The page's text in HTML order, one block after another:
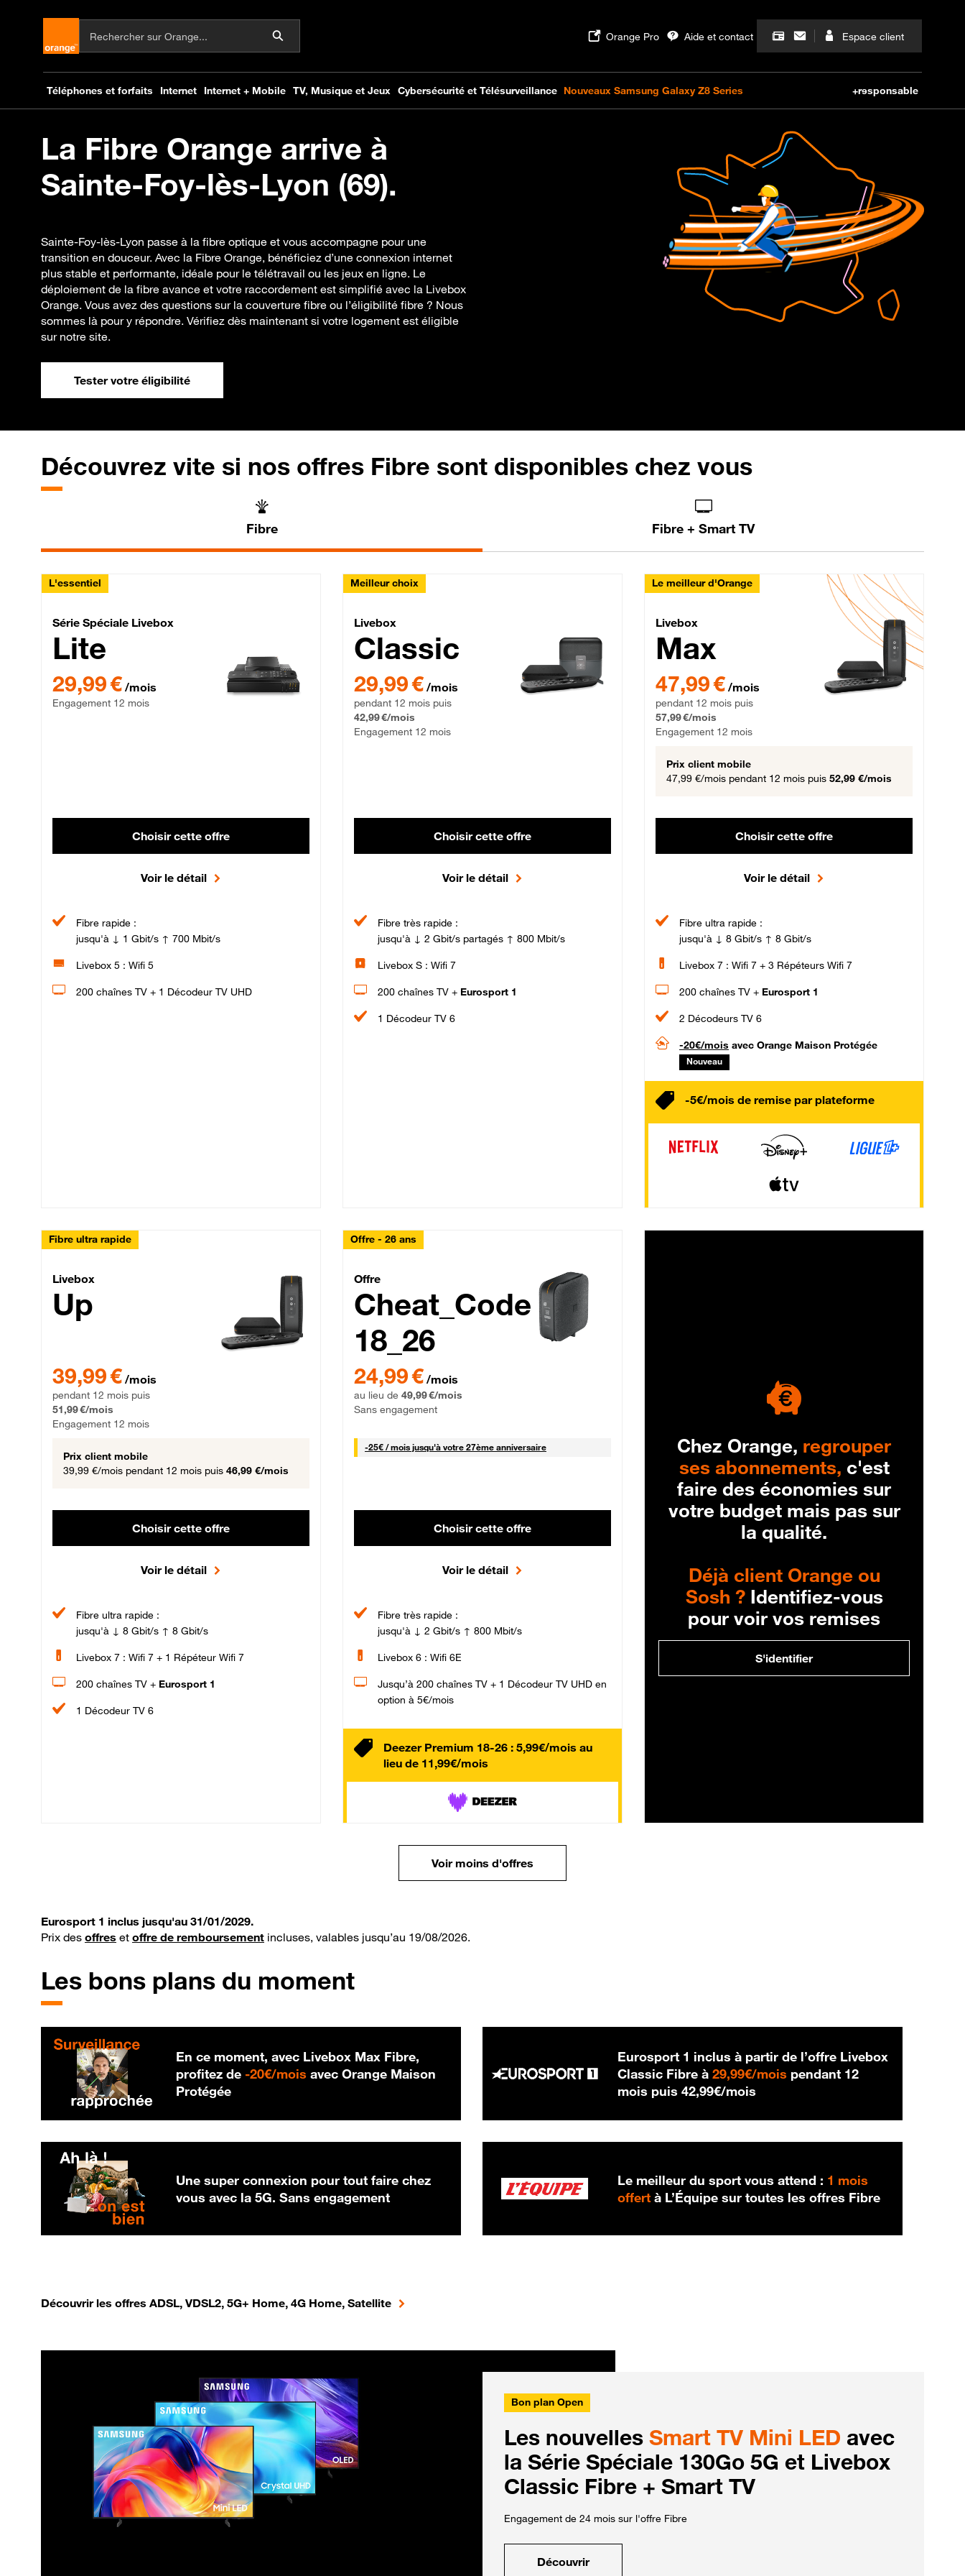
La Fibre Orange arrive à
Sainte-Foy-lès-Lyon (69).
Sainte-Foy-lès-Lyon passe à la fibre optique et vous accompagne pour une
transition en douceur. Avec la Fibre Orange, bénéficiez d’une connexion internet
plus stable et performante, idéale pour le télétravail ou les jeux en ligne. Le
déploiement de la fibre avance et votre raccordement est simplifié avec la Livebox
Orange. Vous avez des questions sur la couverture fibre ou l’éligibilité fibre ? Nous
sommes là pour y répondre. Vérifiez dès maintenant si votre logement est éligible
sur notre site.
Tester votre éligibilité
Découvrez vite si nos offres Fibre sont disponibles chez vous
Fibre Fibre + Smart TV
L'essentiel
Série Spéciale Livebox Lite Fibre
Série Spéciale Livebox
Lite
29,99 € par mois , Engagement 12 mois
29,99 € /mois
Engagement 12 mois
Choisir cette offre
Voir le détail
Fibre rapide :
jusqu'à ↓ 1 Gbit/s ↑ 700 Mbit/s
Livebox 5 : Wifi 5
200 chaînes TV + 1 Décodeur TV UHD
Meilleur choix
Livebox Classic Fibre
Livebox
Classic
29,99 € par mois pendant 12 mois puis 42,99 € par mois, Engagement 12 mois
29,99 € /mois
pendant 12 mois puis
42,99 €/mois
Engagement 12 mois
Choisir cette offre
Voir le détail
Fibre très rapide :
jusqu'à ↓ 2 Gbit/s partagés ↑ 800 Mbit/s
Livebox S : Wifi 7
200 chaînes TV + Eurosport 1
1 Décodeur TV 6
Le meilleur d'Orange
Livebox Max Fibre
Livebox
Max
47,99 € par mois pendant 12 mois puis 57,99 € par mois,
47,99 € /mois
pendant 12 mois puis
57,99 €/mois
Engagement 12 mois
Prix client mobile
47,99 €/mois pendant 12 mois puis 52,99 €/mois
Choisir cette offre
Voir le détail
Fibre ultra rapide :
jusqu'à ↓ 8 Gbit/s ↑ 8 Gbit/s
Livebox 7 : Wifi 7 + 3 Répéteurs Wifi 7
200 chaînes TV + Eurosport 1
2 Décodeurs TV 6
-20€/mois avec Orange Maison Protégée
Nouveau
-5€/mois de remise par plateforme
Fibre ultra rapide
Livebox Up Fibre
Livebox
Up
39,99 € /mois
pendant 12 mois puis
51,99 €/mois
Engagement 12 mois
Prix client mobile
39,99 €/mois pendant 12 mois puis 46,99 €/mois
Choisir cette offre
Voir le détail
Fibre ultra rapide :
jusqu'à ↓ 8 Gbit/s ↑ 8 Gbit/s
Livebox 7 : Wifi 7 + 1 Répéteur Wifi 7
200 chaînes TV + Eurosport 1
1 Décodeur TV 6
Offre - 26 ans
Cheat_Code Fibre_18_26
Offre
Cheat_Code
18_26
24,99 € /mois
au lieu de 49,99 €/mois
Sans engagement
-25€ / mois25 € par mois
jusqu'à votre 27ème anniversaire
Choisir cette offre
Voir le détail
Fibre très rapide :
jusqu'à ↓ 2 Gbit/s ↑ 800 Mbit/s
Livebox 6 : Wifi 6E
Jusqu’à 200 chaînes TV + 1 Décodeur TV UHD en
option à 5€/mois
Deezer Premium 18-26 : 5,99€/mois au
lieu de 11,99€/mois
Chez Orange, regrouper
ses abonnements, c'est
faire des économies sur
votre budget mais pas sur
la qualité.
Déjà client Orange ou
Sosh ?Identifiez-vous
pour voir vos remises
S'identifier
Voir moins d'offres
Eurosport 1 inclus jusqu'au 31/01/2029.
Prix des offres et offre de remboursement incluses, valables jusqu’au 19/08/2026.
Les bons plans du moment
En ce moment, avec Livebox Max Fibre,
profitez de -20€/mois 20 € par mois
avec Orange Maison
Protégée
Eurosport 1 inclus à partir de l’offre Livebox
Classic Fibre à29,99€/mois 29,99 € par mois
pendant 12
mois puis42,99€/mois
Une super connexion pour tout faire chez
vous avec la 5G. Sans engagement
Le meilleur du sport vous attend : 1 mois
offert à L’Équipe sur toutes les offres Fibre
Découvrir les offres ADSL, VDSL2, 5G+ Home, 4G Home, Satellite
Bon plan Open
Les nouvelles Smart TV Mini LED avec
la Série Spéciale 130Go 5G et Livebox
Classic Fibre + Smart TV
Engagement de 24 mois sur l'offre Fibre
Découvrir